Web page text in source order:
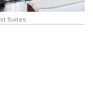
Suites